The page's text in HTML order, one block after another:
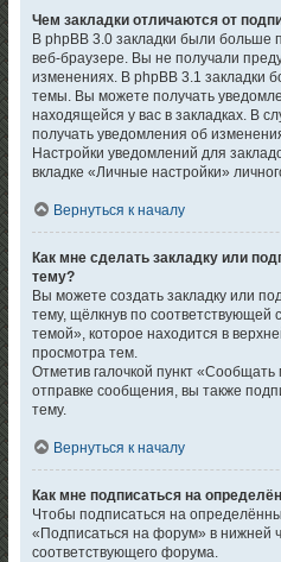
Чем закладки отличаются от
В phpBB 3.0 закладки были больше
веб-браузере. Вы не получали
изменениях. В phpBB 3.1 закладки
темы. Вы можете получать
находящейся у вас в закладках. В
получать уведомления об
Настройки уведомлений для
вкладке «Личные настройки»
Вернуться к началу
Как мне сделать закладку или
тему?
Вы можете создать закладку или
тему, щёлкнув по соответствующей
темой», которое находится в
просмотра тем.
Отметив галочкой пункт
отправке сообщения, вы также
тему.
Вернуться к началу
Как мне подписаться на
Чтобы подписаться на
«Подписаться на форум» в нижней
соответствующего форума.